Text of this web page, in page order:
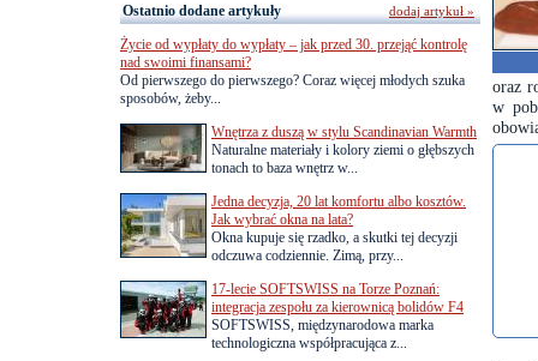
oraz
w
Ostatnio dodane artykuły
Życie od wypłaty do wypłaty – jak przed 30. przejąć kontrolę
nad swoimi finansami?
Od pierwszego do pierwszego? Coraz więcej młodych szuka
sposobów, żeby...
Wnętrza z duszą w stylu Scandinavian Warmth
Naturalne materiały i kolory ziemi o głębszych
tonach to baza wnętrz w...
Jedna decyzja, 20 lat komfortu albo kosztów.
Jak wybrać okna na lata?
Okna kupuje się rzadko, a skutki tej decyzji
odczuwa codziennie. Zimą, przy...
17-lecie SOFTSWISS na Torze Poznań:
integracja zespołu za kierownicą bolidów F4
SOFTSWISS, międzynarodowa marka
technologiczna współpracująca z...
dodaj artykuł »